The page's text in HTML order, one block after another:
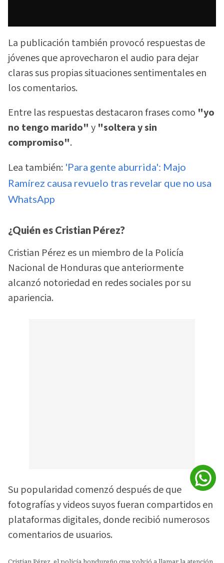
La publicación también provocó respuestas de
jóvenes que aprovecharon el audio para dejar
claras sus propias situaciones sentimentales en
los comentarios.
Entre las respuestas destacaron frases como "yo
no tengo marido" y "soltera y sin
compromiso".
Lea también: 'Para gente aburrida': Majo
Ramírez causa revuelo tras revelar que no usa
WhatsApp
¿Quién es Cristian Pérez?
Cristian Pérez es un miembro de la Policía
Nacional de Honduras que anteriormente
alcanzó notoriedad en redes sociales por su
apariencia.
Su popularidad comenzó después de que
fotografías y videos suyos fueran compartidos en
plataformas digitales, donde recibió numerosos
comentarios de usuarios.